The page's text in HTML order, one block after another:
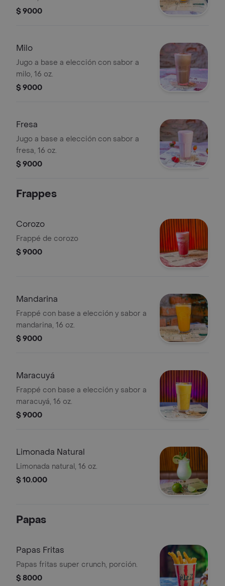
$ 9000
Milo
Jugo a base a elección con sabor a
milo, 16 oz.
$ 9000
Fresa
Jugo a base a elección con sabor a
fresa, 16 oz.
$ 9000
Frappes
Corozo
Frappé de corozo
$ 9000
Mandarina
Frappé con base a elección y sabor a
mandarina, 16 oz.
$ 9000
Maracuyá
Frappé con base a elección y sabor a
maracuyá, 16 oz.
$ 9000
Limonada Natural
Limonada natural, 16 oz.
$ 10.000
Papas
Papas Fritas
Papas fritas super crunch, porción.
$ 8000